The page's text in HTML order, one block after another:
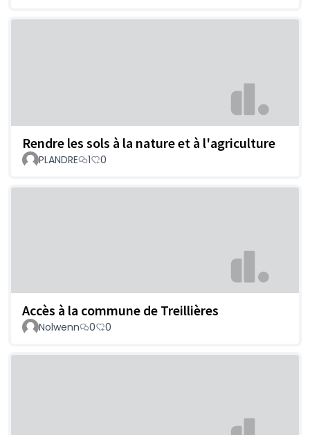
Rendre les sols à la nature et à l'agriculture
PLANDRE 1 0
Accès à la commune de Treillières
Nolwenn 0 0